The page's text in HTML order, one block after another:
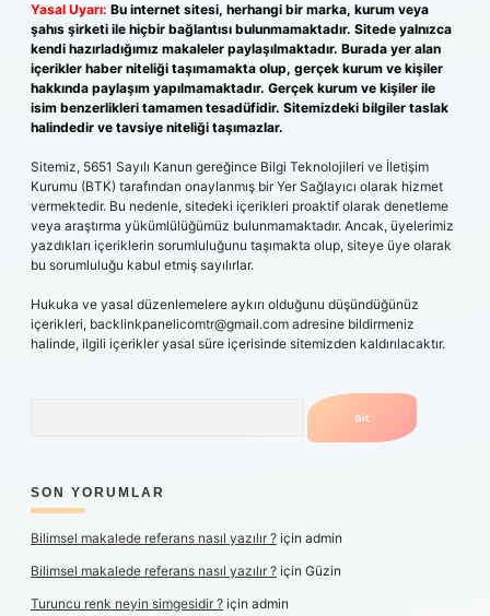
Yasal Uyarı: Bu internet sitesi, herhangi bir marka, kurum veya
şahıs şirketi ile hiçbir bağlantısı bulunmamaktadır. Sitede yalnızca
kendi hazırladığımız makaleler paylaşılmaktadır. Burada yer alan
içerikler haber niteliği taşımamakta olup, gerçek kurum ve kişiler
hakkında paylaşım yapılmamaktadır. Gerçek kurum ve kişiler ile
isim benzerlikleri tamamen tesadüfidir. Sitemizdeki bilgiler taslak
halindedir ve tavsiye niteliği taşımazlar.
Sitemiz, 5651 Sayılı Kanun gereğince Bilgi Teknolojileri ve İletişim
Kurumu (BTK) tarafından onaylanmış bir Yer Sağlayıcı olarak hizmet
vermektedir. Bu nedenle, sitedeki içerikleri proaktif olarak denetleme
veya araştırma yükümlülüğümüz bulunmamaktadır. Ancak, üyelerimiz
yazdıkları içeriklerin sorumluluğunu taşımakta olup, siteye üye olarak
bu sorumluluğu kabul etmiş sayılırlar.
Hukuka ve yasal düzenlemelere aykırı olduğunu düşündüğünüz
içerikleri, backlinkpanelicomtr@gmail.com adresine bildirmeniz
halinde, ilgili içerikler yasal süre içerisinde sitemizden kaldırılacaktır.
SON YORUMLAR
Bilimsel makalede referans nasıl yazılır ? için admin
Bilimsel makalede referans nasıl yazılır ? için Güzin
Turuncu renk neyin simgesidir ? için admin